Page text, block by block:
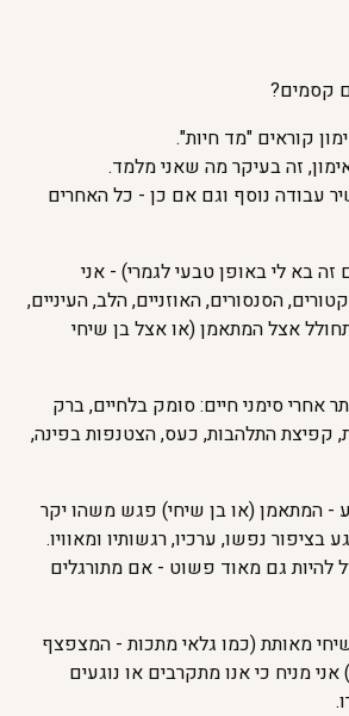
קסמים?
קוראים "מד חיות".
זה בעיקר מה שאני מלמד.
עבודה נוסף וגם אם כן - כל האחרים
בא לי באופן טבעי לגמרי) - אני
הסנסורים, האוזניים, הלב, העיניים,
אצל המתאמן (או אצל בן שיחי
אחרי סימני חיים: סומק בלחיים, ברק
קפיצת התלהבות, כעס, הצטנפות בפינה,
- המתאמן (או בן שיחי) פגש משהו יקר
בציפור נפשו, ערכיו, רגשותיו ומאוויו.
להיות גם מאוד פשוט - אם מתורגלים
מאותת (כמו גלאי מתכות - המצפצף
מניח כי אנו מתקרבים או נוגעים